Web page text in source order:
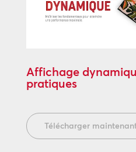
Affichage
pratiques
Télécharger